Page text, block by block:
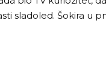
sladoled. Šokira u